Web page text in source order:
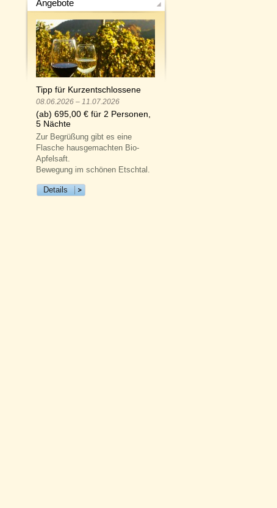
Angebote
Tipp für Kurzentschlossene
08.06.2026 – 11.07.2026
(ab) 695,00 € für 2 Personen,
5 Nächte
Zur Begrüßung gibt es eine
Flasche hausgemachten Bio-
Apfelsaft.
Bewegung im schönen Etschtal.
Details